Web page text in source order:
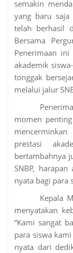
semakin
yang baru saja
telah berhasil
Bersama
Penerimaan
akademik
tonggak
melalui jalur
momen
prestasi
bertambahnya
SNBP,
nyata bagi para
Kepala
menyatakan
“Kami sangat
para siswa
nyata dari